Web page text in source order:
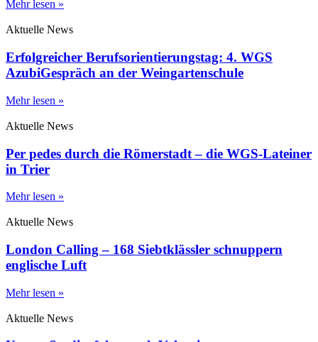
Mehr lesen »
Aktuelle News
Erfolgreicher Berufsorientierungstag: 4. WGS
AzubiGespräch an der Weingartenschule
Mehr lesen »
Aktuelle News
Per pedes durch die Römerstadt – die WGS-Lateiner
in Trier
Mehr lesen »
Aktuelle News
London Calling – 168 Siebtklässler schnuppern
englische Luft
Mehr lesen »
Aktuelle News